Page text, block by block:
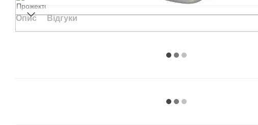
Опис Відгуки